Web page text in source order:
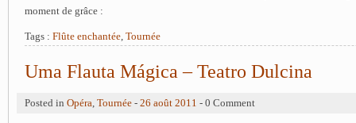
moment de grâce :
Tags : Flûte enchantée Tournée
Uma Flauta Mágica – Teatro Dulcina
Posted in Opéra Tournée - 26 août 2011 - 0 Comment